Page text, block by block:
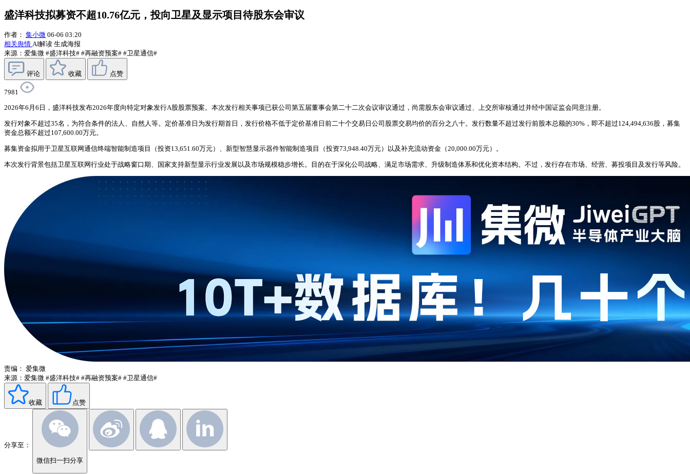
盛洋科技拟募资不超10.76亿元，投向卫星及显示项目待股东会审议
作者： 集小微 06-06 03:20
相关舆情 AI解读 生成海报
来源：爱集微 #盛洋科技# #再融资预案# #卫星通信#
评论 收藏 点赞
7981
2026年6月6日，盛洋科技发布2026年度向特定对象发行A股股票预案。本次发行相关事项已获公司第五届董事会第二十二次会议审议通过，尚需股东会审议通过、上交所审核通过并经中国证监会同意注册。
发行对象不超过35名，为符合条件的法人、自然人等。定价基准日为发行期首日，发行价格不低于定价基准日前二十个交易日公司股票交易均价的百分之八十。发行数量不超过发行前股本总额的30%，即不超过124,494,636股，募集
资金总额不超过107,600.00万元。
募集资金拟用于卫星互联网通信终端智能制造项目（投资13,651.60万元）、新型智慧显示器件智能制造项目（投资73,948.40万元）以及补充流动资金（20,000.00万元）。
本次发行背景包括卫星互联网行业处于战略窗口期、国家支持新型显示行业发展以及市场规模稳步增长。目的在于深化公司战略、满足市场需求、升级制造体系和优化资本结构。不过，发行存在市场、经营、募投项目及发行等风险。
责编： 爱集微
来源：爱集微 #盛洋科技# #再融资预案# #卫星通信#
收藏 点赞
分享至：
微信扫一扫分享